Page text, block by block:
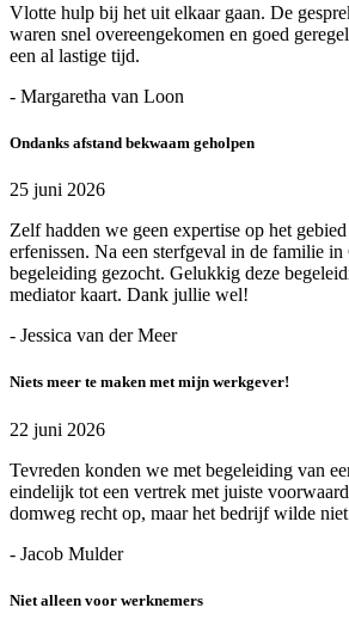
Vlotte hulp bij het uit elkaar gaan. De
waren snel overeengekomen en goed
een al lastige tijd.
- Margaretha van Loon
Ondanks afstand bekwaam geholpen
25 juni 2026
Zelf hadden we geen expertise op het
erfenissen. Na een sterfgeval in de familie in
begeleiding gezocht. Gelukkig deze
mediator kaart. Dank jullie wel!
- Jessica van der Meer
Niets meer te maken met mijn werkgever!
22 juni 2026
Tevreden konden we met begeleiding van
eindelijk tot een vertrek met juiste
domweg recht op, maar het bedrijf wilde
- Jacob Mulder
Niet alleen voor werknemers